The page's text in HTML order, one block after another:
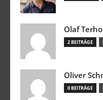
Olaf
2 BEITRÄGE
Oliver
0 BEITRÄGE